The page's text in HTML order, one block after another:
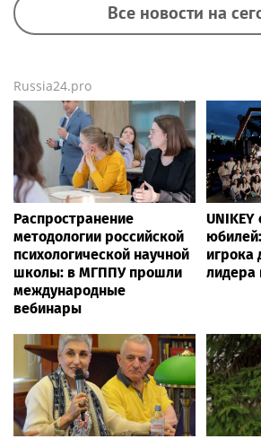
Все новости на
Russia24.pro
Распространение
методологии российской
психологической научной
школы: в МГППУ прошли
международные
вебинары
игрока
лидера